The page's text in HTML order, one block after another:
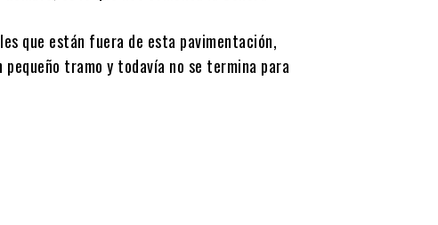
que están fuera de esta pavimentación,
tramo y todavía no se termina para